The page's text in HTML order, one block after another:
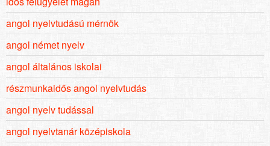
angol nyelvtudású mérnök
angol német nyelv
angol általános iskolai
részmunkaidős angol nyelvtudás
angol nyelv tudással
angol nyelvtanár középiskola